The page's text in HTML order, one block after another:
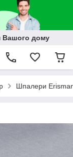
Вашого дому
Шпалери